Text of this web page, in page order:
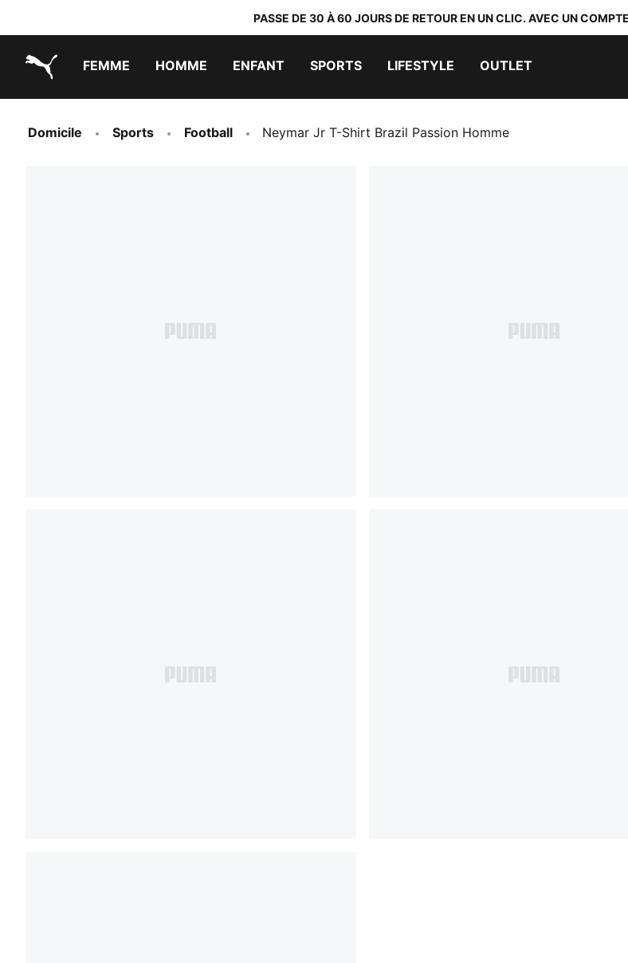
PASSE DE 30 À 60 JOURS DE RETOUR EN UN CLIC. AVEC UN
FEMME HOMME ENFANT SPORTS LIFESTYLE OUTLET
Domicile Sports Football Neymar Jr T-Shirt Brazil Passion Homme